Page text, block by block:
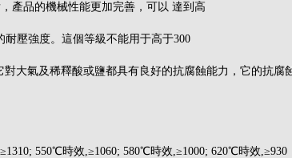
產品的機械性能更加完善，可以 達到高
耐壓強度。這個等級不能用于高于300
大氣及稀釋酸或鹽都具有良好的抗腐蝕能力，它的抗腐
550℃時效,≥1060; 580℃時效,≥1000; 620℃時效,≥930